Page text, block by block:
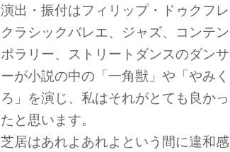
演出・振付はフィリップ・ドゥクフレ
クラシックバレエ、ジャズ、コンテン
ポラリー、ストリートダンスのダンサ
ーが小説の中の「一角獣」や「やみく
ろ」を演じ、私はそれがとても良かっ
たと思います。
芝居はあれよあれよという間に違和感